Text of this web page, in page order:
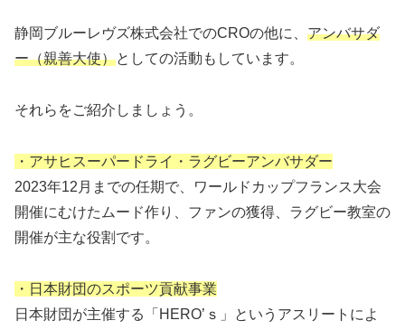
静岡ブルーレヴズ株式会社でのCROの他に、 アンバサダ
ー（親善大使）としての活動もしています。
それらをご紹介しましょう。
・アサヒスーパードライ・ラグビーアンバサダー
2023年12月までの任期で、ワールドカップフランス大会
開催にむけたムード作り、ファンの獲得、ラグビー教室の
開催が主な役割です。
・日本財団のスポーツ貢献事業
日本財団が主催する「HERO’ｓ」というアスリートによ